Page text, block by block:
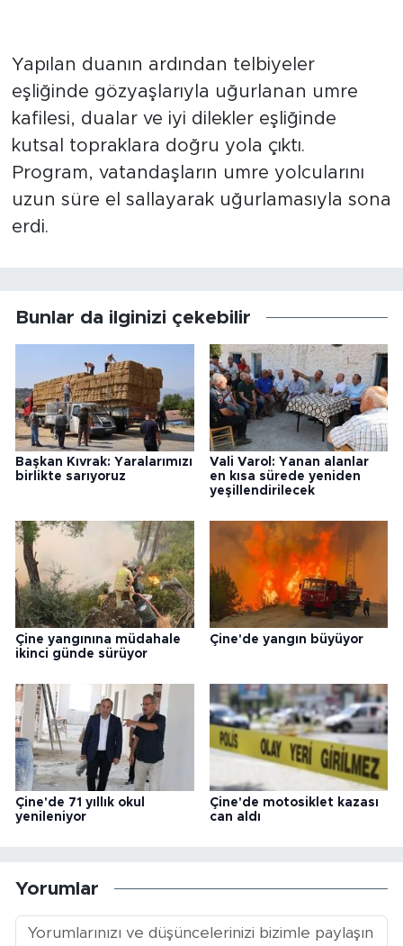
Yapılan duanın ardından telbiyeler
eşliğinde gözyaşlarıyla uğurlanan umre
kafilesi, dualar ve iyi dilekler eşliğinde
kutsal topraklara doğru yola çıktı.
Program, vatandaşların umre yolcularını
uzun süre el sallayarak uğurlamasıyla sona
erdi.
Bunlar da ilginizi çekebilir
Başkan Kıvrak: Yaralarımızı
birlikte sarıyoruz
Vali Varol: Yanan alanlar
en kısa sürede yeniden
yeşillendirilecek
Çine yangınına müdahale
ikinci günde sürüyor
Çine'de yangın büyüyor
Çine'de 71 yıllık okul
yenileniyor
Çine'de motosiklet kazası
can aldı
Yorumlar